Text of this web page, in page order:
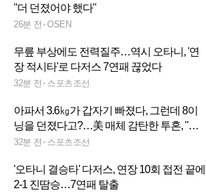
"더 던졌어야 했다"
26분 전 OSEN
무릎 부상에도 전력질주…역시 오타니, '연
장 적시타'로 다저스 7연패 끊었다
32분 전 스포츠조선
아파서 3.6㎏가 갑자기 빠졌다, 그런데 8이
닝을 던졌다고?…美 매체 감탄한 투혼, "사
이영상표 받을만 하네"
32분 전 스포츠조선
'오타니 결승타' 다저스, 연장 10회 접전 끝에
2-1 진땀승…7연패 탈출